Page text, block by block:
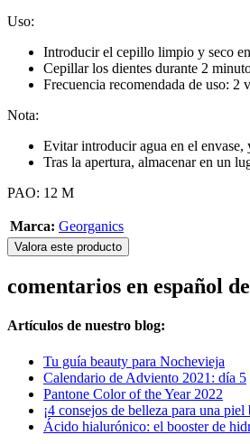
Uso:
Introducir el cepillo limpio y seco
Cepillar los dientes durante 2
Frecuencia recomendada de uso: 2
Nota:
Evitar introducir agua en el envase,
Tras la apertura, almacenar en un
PAO: 12 M
Marca: Georganics
Valora este producto
comentarios en español
Artículos de nuestro blog:
Tu guía beauty para Nochevieja
Calendario de Adviento 2021: día 5
Pantone Color of the Year 2022
¡4 consejos de belleza para una
Ácido hialurónico: el booster de